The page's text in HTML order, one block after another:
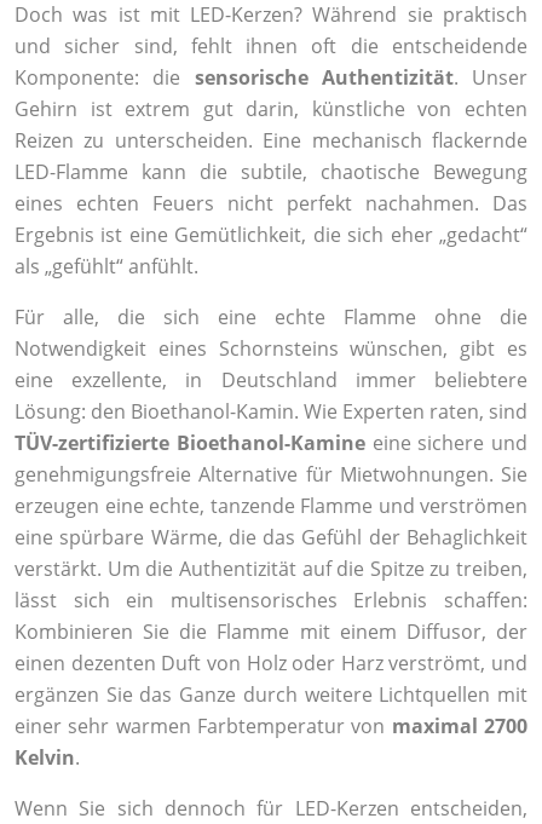
Doch was ist mit LED-Kerzen? Während sie praktisch
und sicher sind, fehlt ihnen oft die entscheidende
Komponente: die sensorische Authentizität. Unser
Gehirn ist extrem gut darin, künstliche von echten
Reizen zu unterscheiden. Eine mechanisch flackernde
LED-Flamme kann die subtile, chaotische Bewegung
eines echten Feuers nicht perfekt nachahmen. Das
Ergebnis ist eine Gemütlichkeit, die sich eher „gedacht“
als „gefühlt“ anfühlt.
Für alle, die sich eine echte Flamme ohne die
Notwendigkeit eines Schornsteins wünschen, gibt es
eine exzellente, in Deutschland immer beliebtere
Lösung: den Bioethanol-Kamin. Wie Experten raten, sind
TÜV-zertifizierte Bioethanol-Kamineeine sichere und
genehmigungsfreie Alternative für Mietwohnungen. Sie
erzeugen eine echte, tanzende Flamme und verströmen
eine spürbare Wärme, die das Gefühl der Behaglichkeit
verstärkt. Um die Authentizität auf die Spitze zu treiben,
lässt sich ein multisensorisches Erlebnis schaffen:
Kombinieren Sie die Flamme mit einem Diffusor, der
einen dezenten Duft von Holz oder Harz verströmt, und
ergänzen Sie das Ganze durch weitere Lichtquellen mit
einer sehr warmen Farbtemperatur von maximal 2700
Kelvin.
Wenn Sie sich dennoch für LED-Kerzen entscheiden,